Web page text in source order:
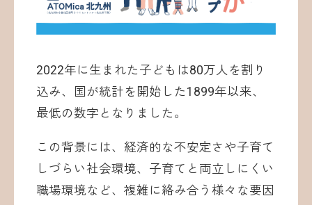
2022年に生まれた子どもは80万人を割り
込み、国が統計を開始した1899年以来、
最低の数字となりました。
この背景には、経済的な不安定さや子育て
しづらい社会環境、子育てと両立しにくい
職場環境など、複雑に絡み合う様々な要因